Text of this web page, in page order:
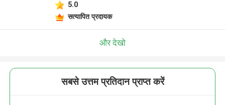
5.0
सत्यापित प्रदायक
और देखो
सबसे उत्तम प्रतिदान प्राप्त करें